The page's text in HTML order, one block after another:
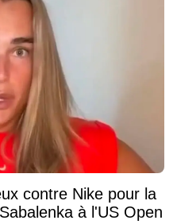
contre Nike pour la
à l'US Open